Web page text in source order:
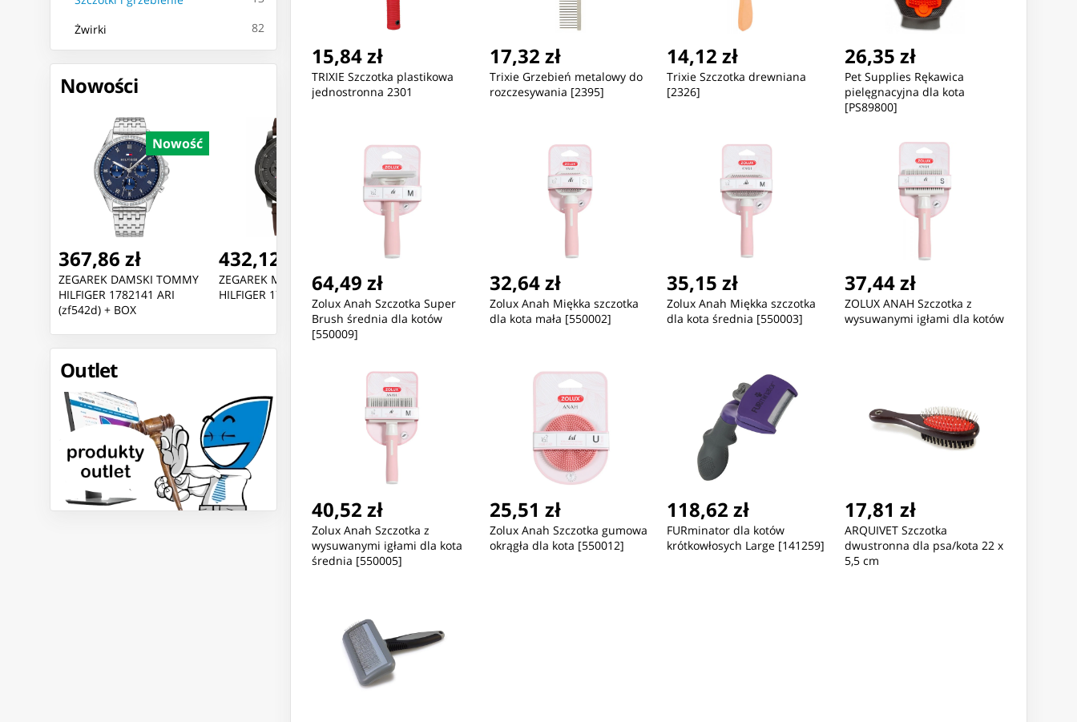
Żwirki 82
Nowości
Nowość
367,86 zł
ZEGAREK DAMSKI TOMMY
HILFIGER 1782141 ARI
(zf542d) + BOX
432,12 zł
ZEGAREK MĘSKI TOMMY
HILFIGER 1791799 + BOX
432,12 zł
ZEGAREK MĘSKI TOMMY
HILFIGER 1792183 (zf132a)
346,37 zł
ZEGAREK DAMSKI TOMMY
HILFIGER 1782586 - Iris
(zf607c) + BOX
462,56 zł
ZEGAREK MĘSKI ARMANI
EXCHANGE AX1764 + BOX
410,73 zł
ZEGAREK MĘSKI TOMMY
HILFIGER 1710402 KANE
(zf077b)
Outlet
15,84 zł
TRIXIE Szczotka plastikowa
jednostronna 2301
17,32 zł
Trixie Grzebień metalowy do
rozczesywania [2395]
14,12 zł
Trixie Szczotka drewniana
[2326]
26,35 zł
Pet Supplies Rękawica
pielęgnacyjna dla kota
[PS89800]
64,49 zł
Zolux Anah Szczotka Super
Brush średnia dla kotów
[550009]
32,64 zł
Zolux Anah Miękka szczotka
dla kota mała [550002]
35,15 zł
Zolux Anah Miękka szczotka
dla kota średnia [550003]
37,44 zł
ZOLUX ANAH Szczotka z
wysuwanymi igłami dla kotów
40,52 zł
Zolux Anah Szczotka z
wysuwanymi igłami dla kota
średnia [550005]
25,51 zł
Zolux Anah Szczotka gumowa
okrągła dla kota [550012]
118,62 zł
FURminator dla kotów
krótkowłosych Large [141259]
17,81 zł
ARQUIVET Szczotka
dwustronna dla psa/kota 22 x
5,5 cm